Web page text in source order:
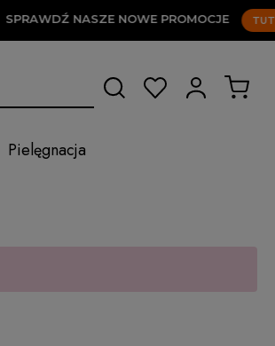
SPRAWDŹ NASZE NOWE PROMOCJE
Pielęgnacja